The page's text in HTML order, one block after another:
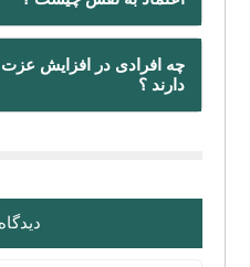
چه افرادی در افزایش
دارند ؟